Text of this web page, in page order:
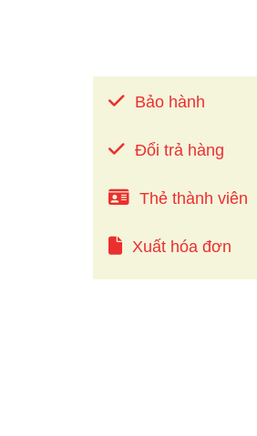
Bảo hành
Đổi trả hàng
Thẻ thành viên
Xuất hóa đơn